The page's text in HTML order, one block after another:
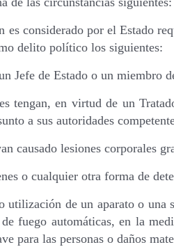
considerado por el Estado
delito político los siguientes:
Jefe de Estado o un miembro
tengan, en virtud de un
a sus autoridades
causado lesiones corporales
o cualquier otra forma de
de un aparato o una
fuego automáticas, en la
para las personas o daños